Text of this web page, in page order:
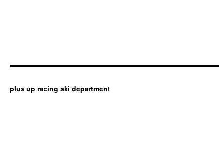
plus up racing ski department